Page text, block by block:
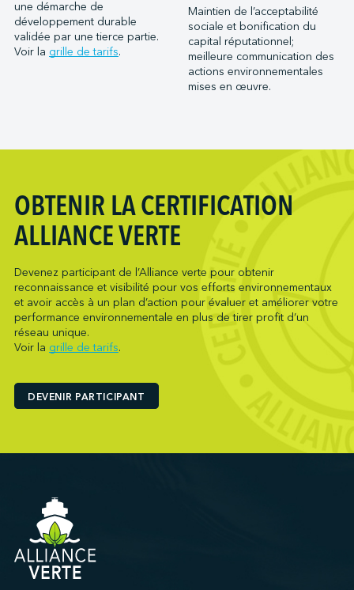
Ports of Indiana-Burns Harbor
Ports of Indiana-Jeffersonville
Ports of Indiana-Mount Vernon
Société du parc industriel et portuaire de Bécancour
Metro Ports - Houston
Metro Ports - Long Beach
Metro Ports - Morehead City
Oceanex
Owen Sound Transportation Company
Pasha Group (Wilmington)
Pembina Infrastructure and Logistics LP
Picton Terminals
PNCT
Ports America (Baton Rouge)
Ports America (Bayport)
Ports America (Charleston)
Ports America (Freeport)
Ports America (Galveston)
Ports America (Gulfport)
Ports America (Hueneme)
une démarche de
développement durable
validée par une tierce partie.
Voir la grille de tarifs.
Maintien de l’acceptabilité
sociale et bonification du
capital réputationnel;
meilleure communication des
actions environnementales
mises en œuvre.
OBTENIR LA CERTIFICATION
ALLIANCE VERTE
Devenez participant de l’Alliance verte pour obtenir
reconnaissance et visibilité pour vos efforts environnementaux
et avoir accès à un plan d’action pour évaluer et améliorer votre
performance environnementale en plus de tirer profit d’un
réseau unique.
Voir la grille de tarifs.
DEVENIR PARTICIPANT